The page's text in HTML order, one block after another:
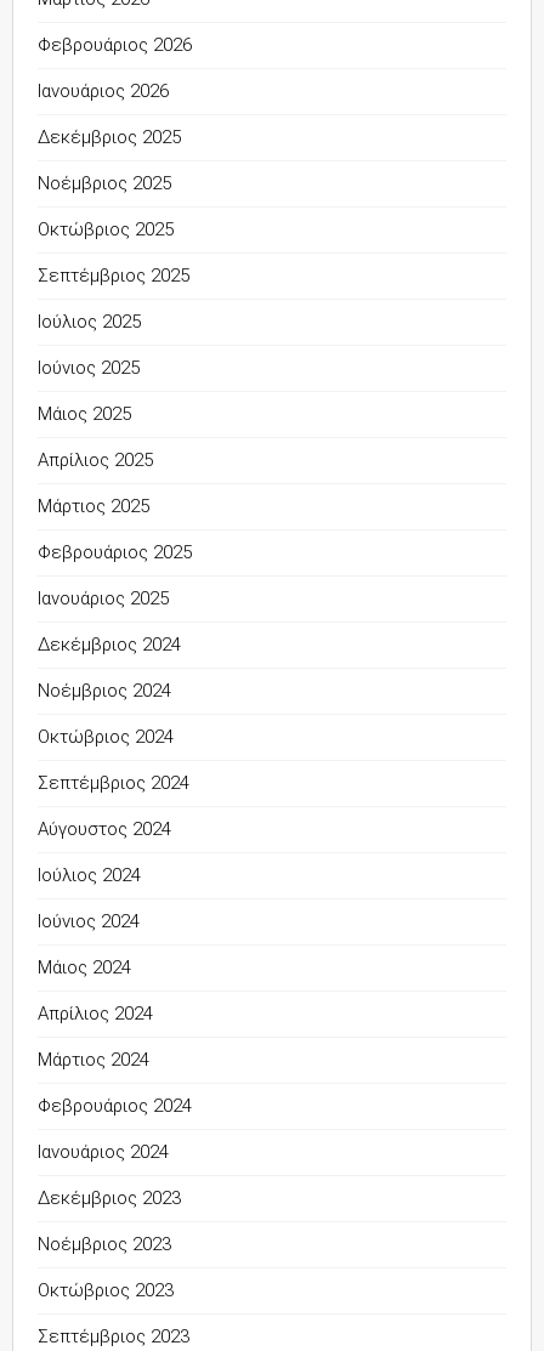
Φεβρουάριος 2026
Ιανουάριος 2026
Δεκέμβριος 2025
Νοέμβριος 2025
Οκτώβριος 2025
Σεπτέμβριος 2025
Ιούλιος 2025
Ιούνιος 2025
Μάιος 2025
Απρίλιος 2025
Μάρτιος 2025
Φεβρουάριος 2025
Ιανουάριος 2025
Δεκέμβριος 2024
Νοέμβριος 2024
Οκτώβριος 2024
Σεπτέμβριος 2024
Αύγουστος 2024
Ιούλιος 2024
Ιούνιος 2024
Μάιος 2024
Απρίλιος 2024
Μάρτιος 2024
Φεβρουάριος 2024
Ιανουάριος 2024
Δεκέμβριος 2023
Νοέμβριος 2023
Οκτώβριος 2023
Σεπτέμβριος 2023